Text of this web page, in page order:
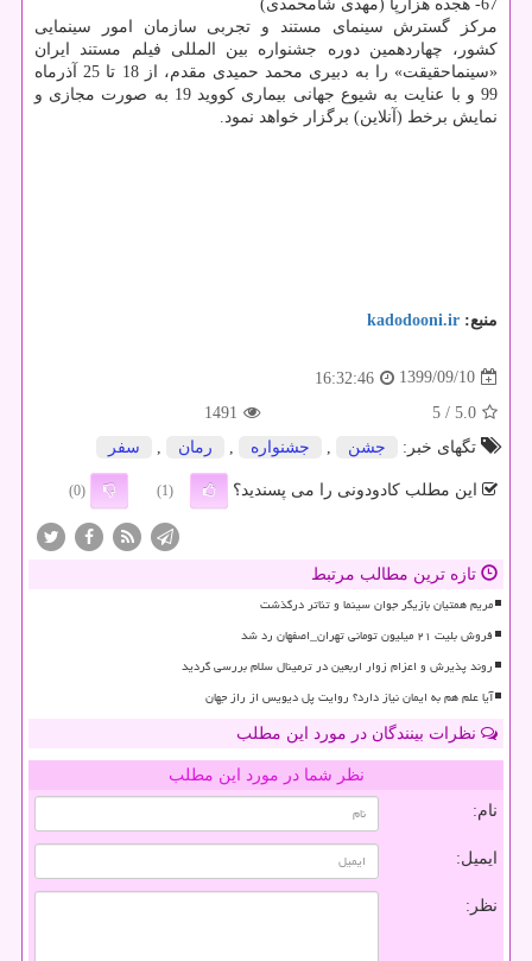
67- هجده هزارپا (مهدی شامحمدی)
مرکز گسترش سینمای مستند و تجربی سازمان امور سینمایی
کشور، چهاردهمین دوره جشنواره بین المللی فیلم مستند ایران
«سینماحقیقت» را به دبیری محمد حمیدی مقدم، از 18 تا 25 آذرماه
99 و با عنایت به شیوع جهانی بیماری کووید 19 به صورت مجازی و
نمایش برخط (آنلاین) برگزار خواهد نمود.
منبع: kadodooni.ir
1399/09/10
16:32:46
5.0
/ 5
1491
تگهای خبر:
جشن جشنواره رمان سفر
این مطلب کادودونی را می پسندید؟ (1)
(0)
تازه ترین مطالب مرتبط
مریم همتیان بازیگر جوان سینما و تئاتر درگذشت
فروش بلیت ۲۱ میلیون تومانی تهران_اصفهان رد شد
روند پذیرش و اعزام زوار اربعین در ترمینال سلام بررسی گردید
آیا علم هم به ایمان نیاز دارد؟ روایت پل دیویس از راز جهان
نظرات بینندگان در مورد این مطلب
نظر شما در مورد این مطلب
نام:
ایمیل:
نظر: